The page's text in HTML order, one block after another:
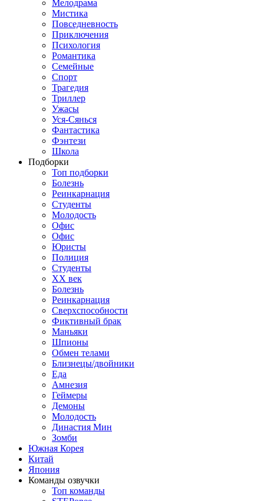
Мелодрама
Мистика
Повседневность
Приключения
Психология
Романтика
Семейные
Спорт
Трагедия
Триллер
Ужасы
Уся-Сянься
Фантастика
Фэнтези
Школа
Подборки
Топ подборки
Болезнь
Реинкарнация
Студенты
Молодость
Офис
Офис
Юристы
Полиция
Студенты
ХХ век
Болезнь
Реинкарнация
Сверхспособности
Фиктивный брак
Маньяки
Шпионы
Обмен телами
Близнецы/двойники
Еда
Амнезия
Геймеры
Демоны
Молодость
Династия Мин
Зомби
Южная Корея
Китай
Япония
Команды озвучки
Топ команды